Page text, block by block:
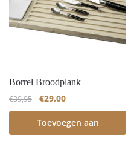
Borrel Broodplank
€39,95 €29,00
Toevoegen aan